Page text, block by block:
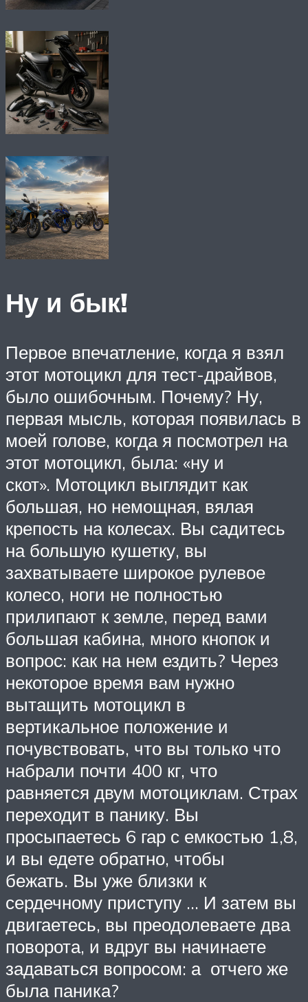
Ну и бык!
Первое впечатление, когда я взял
этот мотоцикл для тест-драйвов,
было ошибочным. Почему? Ну,
первая мысль, которая появилась в
моей голове, когда я посмотрел на
этот мотоцикл, была: «ну и
скот». Мотоцикл выглядит как
большая, но немощная, вялая
крепость на колесах. Вы садитесь
на большую кушетку, вы
захватываете широкое рулевое
колесо, ноги не полностью
прилипают к земле, перед вами
большая кабина, много кнопок и
вопрос: как на нем ездить? Через
некоторое время вам нужно
вытащить мотоцикл в
вертикальное положение и
почувствовать, что вы только что
набрали почти 400 кг, что
равняется двум мотоциклам. Страх
переходит в панику. Вы
просыпаетесь 6 гар с емкостью 1,8,
и вы едете обратно, чтобы
бежать. Вы уже близки к
сердечному приступу … И затем вы
двигаетесь, вы преодолеваете два
поворота, и вдруг вы начинаете
задаваться вопросом: а отчего же
была паника?